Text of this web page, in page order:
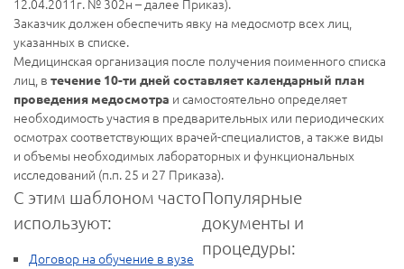
12.04.2011г. № 302н – далее Приказ).
Заказчик должен обеспечить явку на медосмотр всех лиц,
указанных в списке.
Медицинская организация после получения поименного списка
лиц, в течение 10-ти дней составляет календарный план
проведения медосмотра и самостоятельно определяет
необходимость участия в предварительных или периодических
осмотрах соответствующих врачей-специалистов, а также виды
и объемы необходимых лабораторных и функциональных
исследований (п.п. 25 и 27 Приказа).
С этим шаблоном часто
используют:
Договор на обучение в вузе
Популярные
документы и
процедуры: